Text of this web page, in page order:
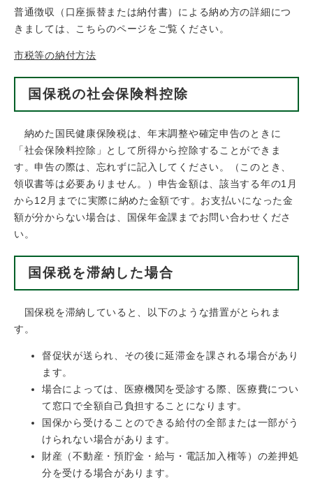
普通徴収（口座振替または納付書）による納め方の詳細につ
きましては、こちらのページをご覧ください。
市税等の納付方法
国保税の社会保険料控除
納めた国民健康保険税は、年末調整や確定申告のときに
「社会保険料控除」として所得から控除することができま
す。申告の際は、忘れずに記入してください。（このとき、
領収書等は必要ありません。）申告金額は、該当する年の1月
から12月までに実際に納めた金額です。お支払いになった金
額が分からない場合は、国保年金課までお問い合わせくださ
い。
国保税を滞納した場合
国保税を滞納していると、以下のような措置がとられま
す。
督促状が送られ、その後に延滞金を課される場合があり
ます。
場合によっては、医療機関を受診する際、医療費につい
て窓口で全額自己負担することになります。
国保から受けることのできる給付の全部または一部がう
けられない場合があります。
財産（不動産・預貯金・給与・電話加入権等）の差押処
分を受ける場合があります。